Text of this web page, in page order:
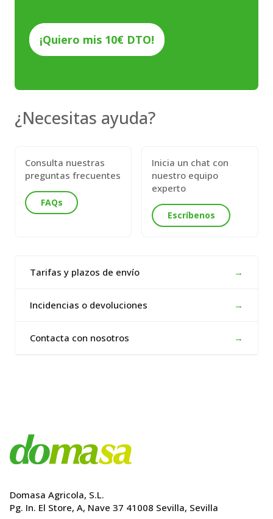
¿Necesitas ayuda?
Consulta nuestras
preguntas frecuentes
FAQs
Inicia un chat con
nuestro equipo
experto
Escríbenos
Tarifas y plazos de envío →
Incidencias o devoluciones →
Contacta con nosotros →
Domasa Agricola, S.L.
Pg. In. El Store, A, Nave 37 41008 Sevilla, Sevilla